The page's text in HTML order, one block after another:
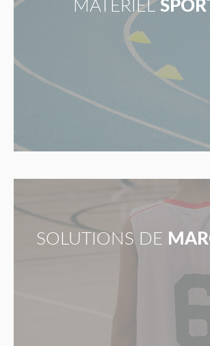
MATÉRIEL
SOLUTIONS DE